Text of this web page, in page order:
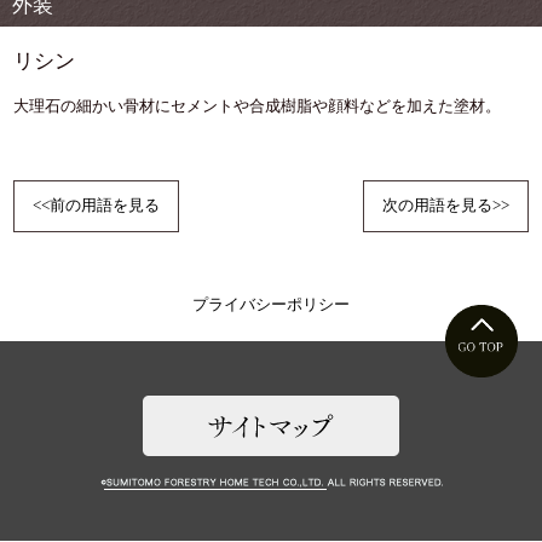
外装
リシン
大理石の細かい骨材にセメントや合成樹脂や顔料などを加えた塗材。
<<前の用語を見る 次の用語を見る>>
プライバシーポリシー